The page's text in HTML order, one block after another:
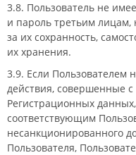
3.8. Пользователь не
и пароль третьим лицам,
за их сохранность,
их хранения.
3.9. Если Пользователем
действия, совершенные
Регистрационных
соответствующим
несанкционированного
Пользователя,